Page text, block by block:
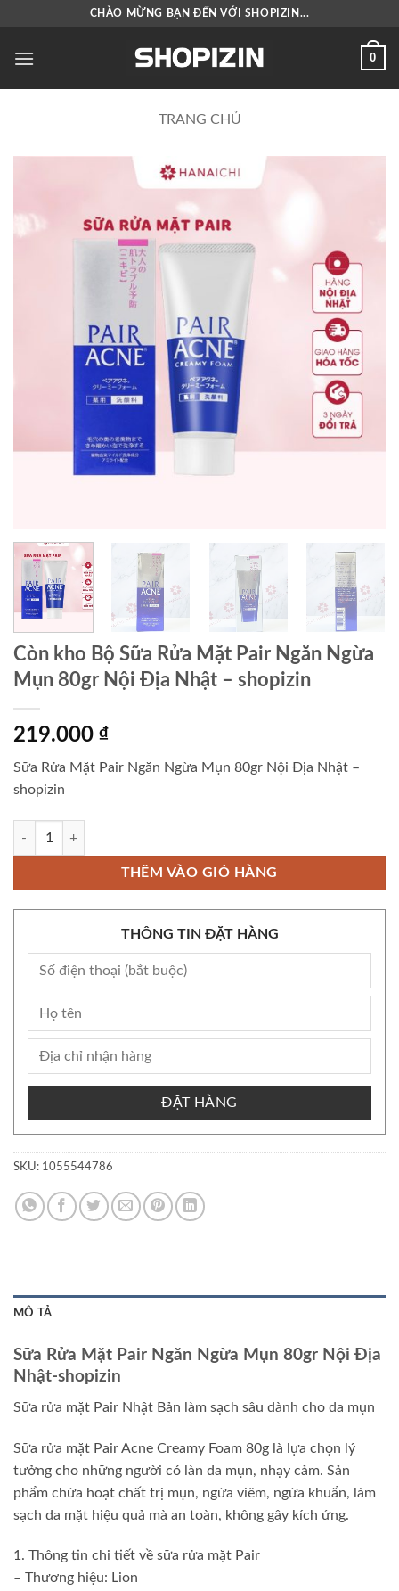
nội
CHÀO MỪNG BẠN ĐẾN VỚI SHOPIZIN...
0
TRANG CHỦ
Còn kho Bộ Sữa Rửa Mặt Pair Ngăn Ngừa
Mụn 80gr Nội Địa Nhật – shopizin
219.000 ₫
Sữa Rửa Mặt Pair Ngăn Ngừa Mụn 80gr Nội Địa Nhật –
shopizin
Còn kho Bộ Sữa Rửa Mặt Pair Ngăn Ngừa Mụn 80gr Nội Địa Nhật -
THÊM VÀO GIỎ HÀNG
THÔNG TIN ĐẶT HÀNG
ĐẶT HÀNG
SKU: 1055544786
MÔ TẢ
Sữa Rửa Mặt Pair Ngăn Ngừa Mụn 80gr Nội Địa
Nhật-shopizin
Sữa rửa mặt Pair Nhật Bản làm sạch sâu dành cho da mụn
Sữa rửa mặt Pair Acne Creamy Foam 80g là lựa chọn lý
tưởng cho những người có làn da mụn, nhạy cảm. Sản
phẩm chứa hoạt chất trị mụn, ngừa viêm, ngừa khuẩn, làm
sạch da mặt hiệu quả mà an toàn, không gây kích ứng.
1. Thông tin chi tiết về sữa rửa mặt Pair
– Thương hiệu: Lion